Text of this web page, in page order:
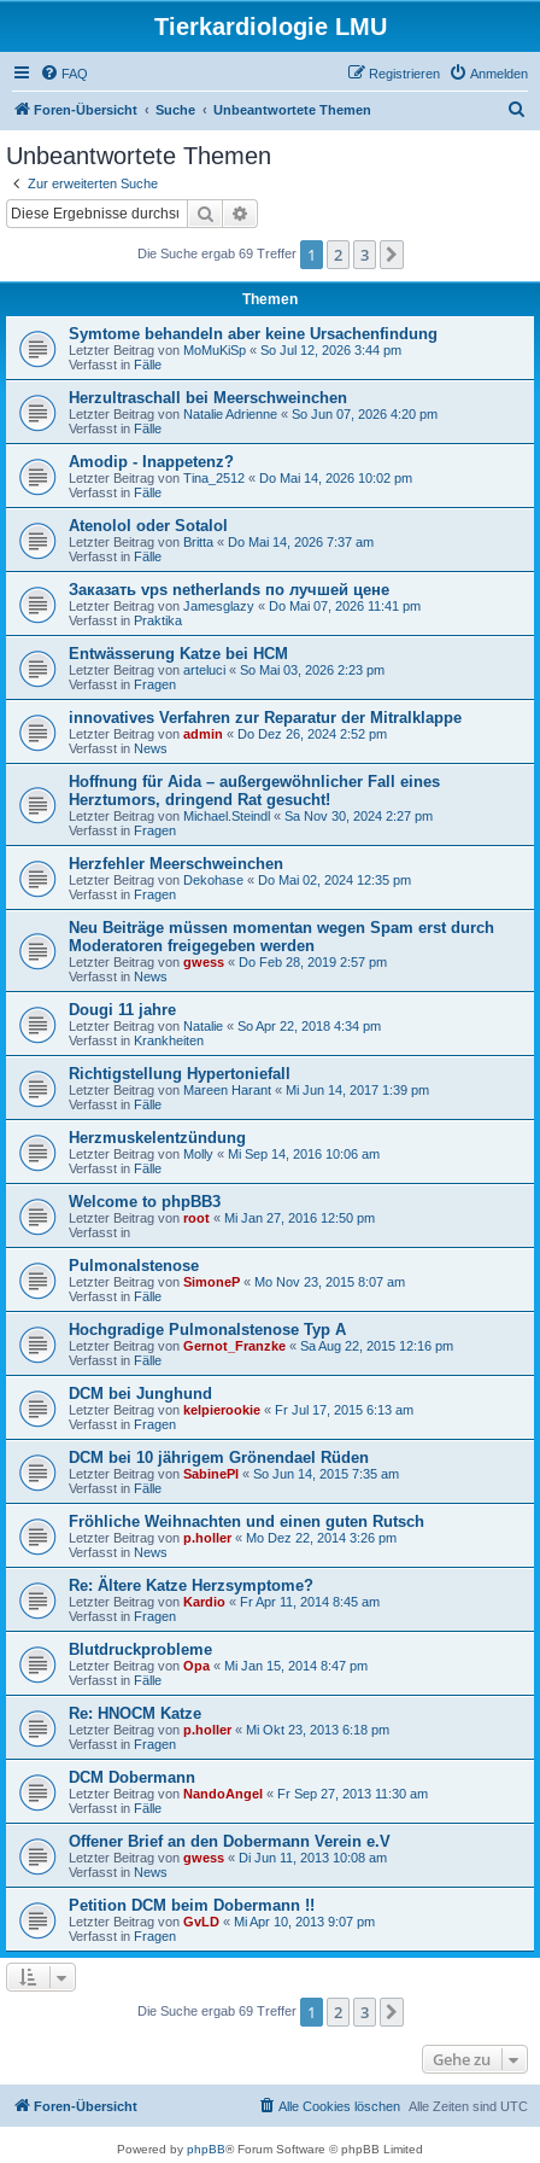
Tierkardiologie LMU
FAQ Anmelden
Registrieren
Foren-Übersicht Suche Unbeantwortete Themen
Unbeantwortete Themen
Zur erweiterten Suche
Suche
Die Suche ergab 69 Treffer 1 2 3
Themen
Symtome behandeln aber keine Ursachenfindung
Letzter Beitrag von MoMuKiSp « So Jul 12, 2026 3:44 pm
Verfasst in Fälle
Herzultraschall bei Meerschweinchen
Letzter Beitrag von Natalie Adrienne « So Jun 07, 2026 4:20 pm
Verfasst in Fälle
Amodip - Inappetenz?
Letzter Beitrag von Tina_2512 « Do Mai 14, 2026 10:02 pm
Verfasst in Fälle
Atenolol oder Sotalol
Letzter Beitrag von Britta « Do Mai 14, 2026 7:37 am
Verfasst in Fälle
Заказать vps netherlands по лучшей цене
Letzter Beitrag von Jamesglazy « Do Mai 07, 2026 11:41 pm
Verfasst in Praktika
Entwässerung Katze bei HCM
Letzter Beitrag von arteluci « So Mai 03, 2026 2:23 pm
Verfasst in Fragen
innovatives Verfahren zur Reparatur der Mitralklappe
Letzter Beitrag von admin « Do Dez 26, 2024 2:52 pm
Verfasst in News
Hoffnung für Aida – außergewöhnlicher Fall eines
Herztumors, dringend Rat gesucht!
Letzter Beitrag von Michael.Steindl « Sa Nov 30, 2024 2:27 pm
Verfasst in Fragen
Herzfehler Meerschweinchen
Letzter Beitrag von Dekohase « Do Mai 02, 2024 12:35 pm
Verfasst in Fragen
Neu Beiträge müssen momentan wegen Spam erst durch
Moderatoren freigegeben werden
Letzter Beitrag von gwess « Do Feb 28, 2019 2:57 pm
Verfasst in News
Dougi 11 jahre
Letzter Beitrag von Natalie « So Apr 22, 2018 4:34 pm
Verfasst in Krankheiten
Richtigstellung Hypertoniefall
Letzter Beitrag von Mareen Harant « Mi Jun 14, 2017 1:39 pm
Verfasst in Fälle
Herzmuskelentzündung
Letzter Beitrag von Molly « Mi Sep 14, 2016 10:06 am
Verfasst in Fälle
Welcome to phpBB3
Letzter Beitrag von root « Mi Jan 27, 2016 12:50 pm
Verfasst in
Pulmonalstenose
Letzter Beitrag von SimoneP « Mo Nov 23, 2015 8:07 am
Verfasst in Fälle
Hochgradige Pulmonalstenose Typ A
Letzter Beitrag von Gernot_Franzke « Sa Aug 22, 2015 12:16 pm
Verfasst in Fälle
DCM bei Junghund
Letzter Beitrag von kelpierookie « Fr Jul 17, 2015 6:13 am
Verfasst in Fragen
DCM bei 10 jährigem Grönendael Rüden
Letzter Beitrag von SabinePl « So Jun 14, 2015 7:35 am
Verfasst in Fälle
Fröhliche Weihnachten und einen guten Rutsch
Letzter Beitrag von p.holler« Mo Dez 22, 2014 3:26 pm
Verfasst in News
Re: Ältere Katze Herzsymptome?
Letzter Beitrag von Kardio « Fr Apr 11, 2014 8:45 am
Verfasst in Fragen
Blutdruckprobleme
Letzter Beitrag von Opa « Mi Jan 15, 2014 8:47 pm
Verfasst in Fälle
Re: HNOCM Katze
Letzter Beitrag von p.holler« Mi Okt 23, 2013 6:18 pm
Verfasst in Fragen
DCM Dobermann
Letzter Beitrag von NandoAngel « Fr Sep 27, 2013 11:30 am
Verfasst in Fälle
Offener Brief an den Dobermann Verein e.V
Letzter Beitrag von gwess « Di Jun 11, 2013 10:08 am
Verfasst in News
Petition DCM beim Dobermann !!
Letzter Beitrag von GvLD « Mi Apr 10, 2013 9:07 pm
Verfasst in Fragen
Die Suche ergab 69 Treffer 1 2 3
Gehe zu
Foren-Übersicht Alle Zeiten sind UTC
Alle Cookies löschen
Powered by phpBB® Forum Software © phpBB Limited